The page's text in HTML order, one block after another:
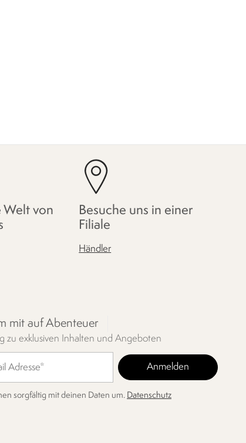
Welt von
Besuche uns in einer
Filiale
Händler
mit auf Abenteuer
zu exklusiven Inhalten und Angeboten
sorgfältig mit deinen Daten um. Datenschutz